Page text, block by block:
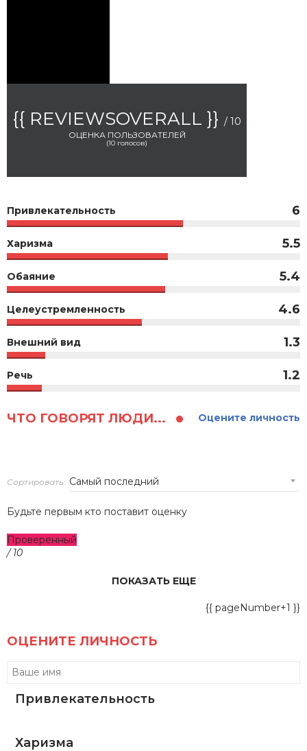
{{ REVIEWSOVERALL }} / 10
ОЦЕНКА ПОЛЬЗОВАТЕЛЕЙ
(10 голосов)
Привлекательность 6
Харизма 5.5
Обаяние 5.4
Целеустремленность 4.6
Внешний вид 1.3
Речь 1.2
ЧТО ГОВОРЯТ ЛЮДИ... Оцените личность
Сортировать:
Будьте первым кто поставит оценку
Проверенный
/ 10
ПОКАЗАТЬ ЕЩЕ
{{ pageNumber+1 }}
ОЦЕНИТЕ ЛИЧНОСТЬ
Привлекательность
Харизма